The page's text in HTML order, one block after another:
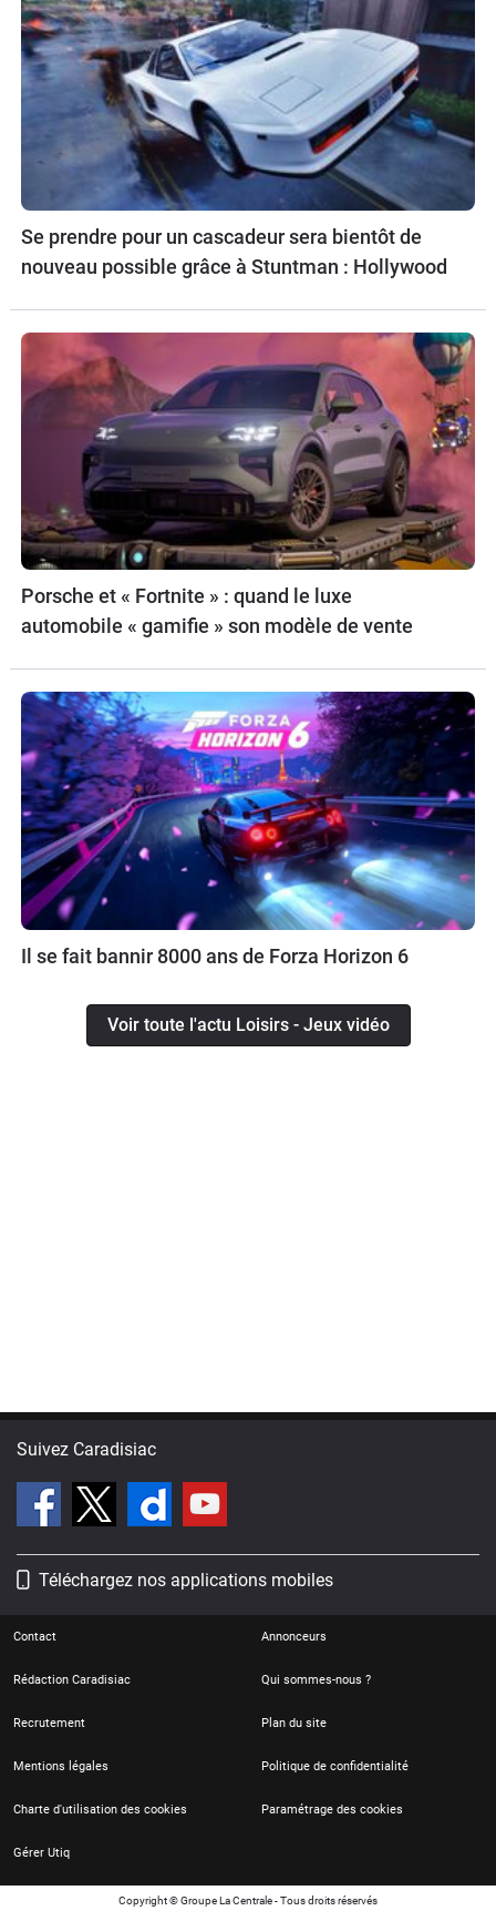
Se prendre pour un cascadeur sera bientôt de
nouveau possible grâce à Stuntman : Hollywood
Porsche et « Fortnite » : quand le luxe
automobile « gamifie » son modèle de vente
Il se fait bannir 8000 ans de Forza Horizon 6
Voir toute l'actu Loisirs - Jeux vidéo
Suivez Caradisiac
Téléchargez nos applications mobiles
Contact Annonceurs
Rédaction Caradisiac Qui sommes-nous ?
Recrutement Plan du site
Mentions légales Politique de confidentialité
Charte d'utilisation des cookies Paramétrage des cookies
Gérer Utiq
Copyright © Groupe La Centrale - Tous droits réservés